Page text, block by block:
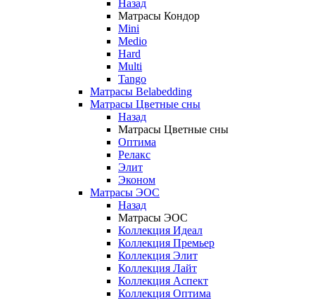
Назад
Матрасы Кондор
Mini
Medio
Hard
Multi
Tango
Матрасы Belabedding
Матрасы Цветные сны
Назад
Матрасы Цветные сны
Оптима
Релакс
Элит
Эконом
Матрасы ЭОС
Назад
Матрасы ЭОС
Коллекция Идеал
Коллекция Премьер
Коллекция Элит
Коллекция Лайт
Коллекция Аспект
Коллекция Оптима